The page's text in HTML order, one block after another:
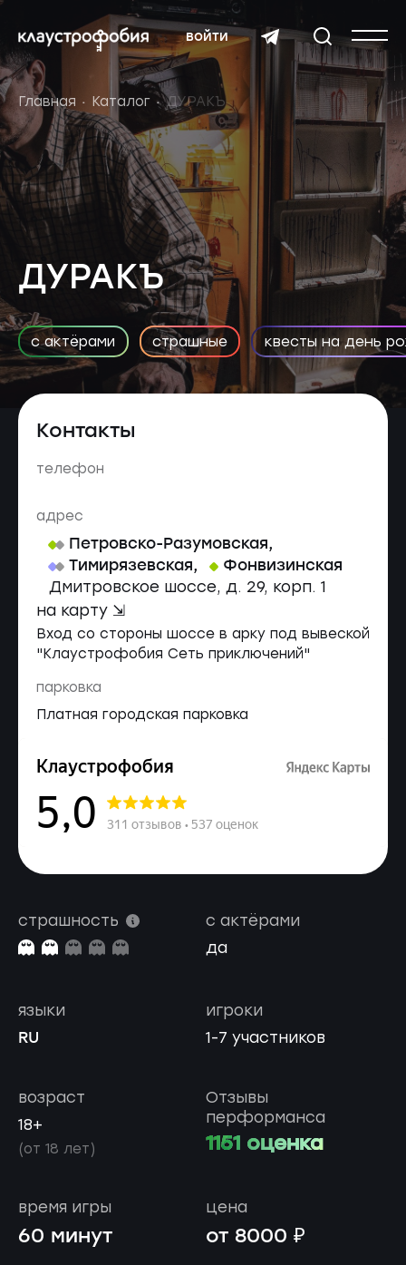
войти
Главная Каталог ДУРАКЪ
ДУРАКЪ
с актёрами страшные квесты на день
Контакты
телефон
адрес
Петровско-Разумовская,
Тимирязевская, Фонвизинская
Дмитровское шоссе, д. 29, корп. 1
на карту ⇲
Вход со стороны шоссе в арку под вывеской
"Клаустрофобия Сеть приключений"
парковка
Платная городская парковка
страшность
с актёрами
да
игроки
1-7 участников
языки
RU
возраст
18+
(от 18 лет)
Отзывы
перформанса
1151 оценка
время игры
60 минут
цена
от 8000 ₽